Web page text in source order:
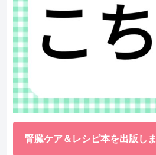
腎臓ケア＆レシピ本を出版し